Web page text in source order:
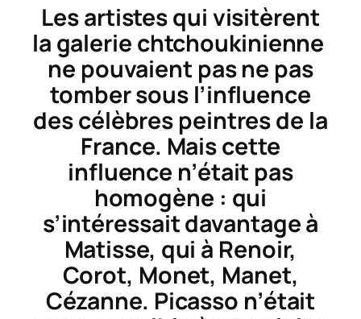
Les artistes qui visitèrent
la galerie chtchoukinienne
ne pouvaient pas ne pas
tomber sous l’influence
des célèbres peintres de la
France. Mais cette
influence n’était pas
homogène : qui
s’intéressait davantage à
Matisse, qui à Renoir,
Corot, Monet, Manet,
Cézanne. Picasso n’était